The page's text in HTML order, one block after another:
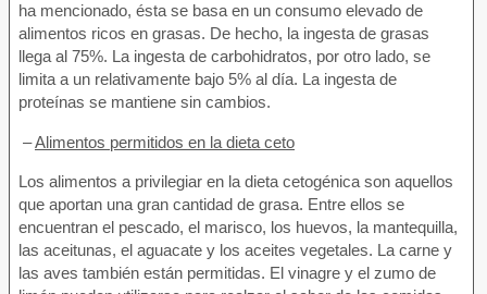
ha mencionado, ésta se basa en un consumo elevado de
alimentos ricos en grasas. De hecho, la ingesta de grasas
llega al 75%. La ingesta de carbohidratos, por otro lado, se
limita a un relativamente bajo 5% al día. La ingesta de
proteínas se mantiene sin cambios.
–Alimentos permitidos en la dieta ceto
Los alimentos a privilegiar en la dieta cetogénica son aquellos
que aportan una gran cantidad de grasa. Entre ellos se
encuentran el pescado, el marisco, los huevos, la mantequilla,
las aceitunas, el aguacate y los aceites vegetales. La carne y
las aves también están permitidas. El vinagre y el zumo de